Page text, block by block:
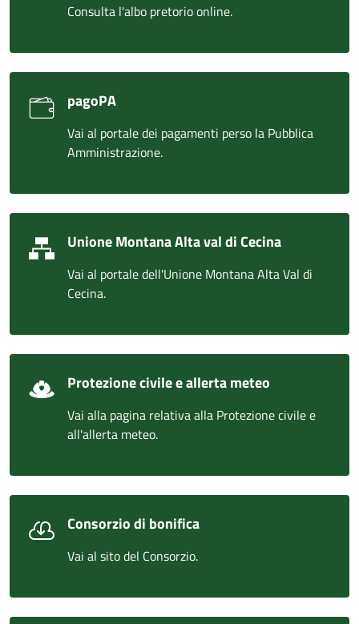
Consulta l'albo pretorio online.
pagoPA
Vai al portale dei pagamenti perso la Pubblica
Amministrazione.
Unione Montana Alta val di Cecina
Vai al portale dell'Unione Montana Alta Val di
Cecina.
Protezione civile e allerta meteo
Vai alla pagina relativa alla Protezione civile e
all'allerta meteo.
Consorzio di bonifica
Vai al sito del Consorzio.